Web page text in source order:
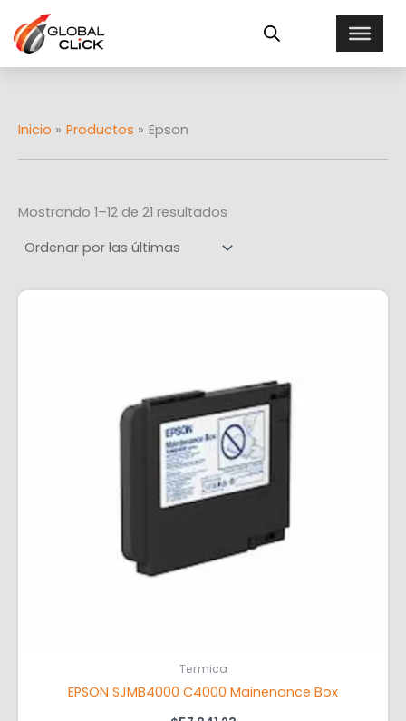
contenido
s
t
o
Inicio Productos Epson
Mostrando 1–12 de 21 resultados
recientes
Termica
EPSON SJMB4000 C4000 Mainenance Box